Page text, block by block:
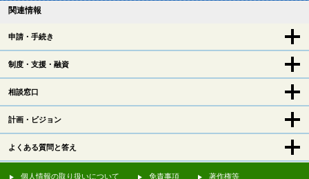
関連情報
申請・手続き
制度・支援・融資
相談窓口
計画・ビジョン
よくある質問と答え
個人情報の取り扱いについて 免責事項 著作権等